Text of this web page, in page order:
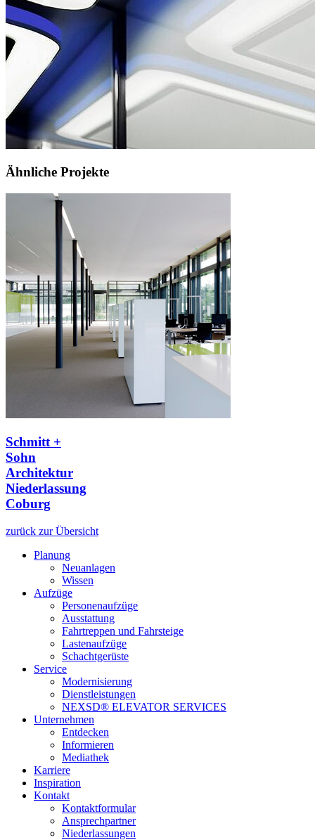
Ähnliche Projekte
Schmitt +
Sohn
Architektur
Niederlassung
Coburg
zurück zur Übersicht
Planung
Neuanlagen
Wissen
Aufzüge
Personenaufzüge
Ausstattung
Fahrtreppen und Fahrsteige
Lastenaufzüge
Schachtgerüste
Service
Modernisierung
Dienstleistungen
NEXSD® ELEVATOR SERVICES
Unternehmen
Entdecken
Informieren
Mediathek
Karriere
Inspiration
Kontakt
Kontaktformular
Ansprechpartner
Niederlassungen